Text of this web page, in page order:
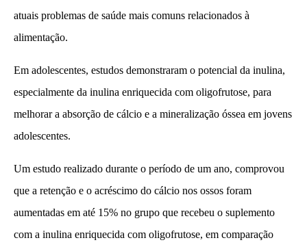
atuais problemas de saúde mais comuns relacionados à
alimentação.
Em adolescentes, estudos demonstraram o potencial da inulina,
especialmente da inulina enriquecida com oligofrutose, para
melhorar a absorção de cálcio e a mineralização óssea em jovens
adolescentes.
Um estudo realizado durante o período de um ano, comprovou
que a retenção e o acréscimo do cálcio nos ossos foram
aumentadas em até 15% no grupo que recebeu o suplemento
com a inulina enriquecida com oligofrutose, em comparação